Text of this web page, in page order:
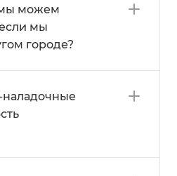
можем
мы
городе?
наладочные